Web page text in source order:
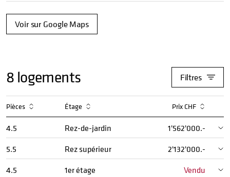
Voir sur Google Maps
8 logements Filtres
Pièces Étage Prix CHF
4.5 Rez-de-jardin
1'562'000.-
5.5
Rez supérieur
2'132'000.-
4.5
1er étage
Vendu